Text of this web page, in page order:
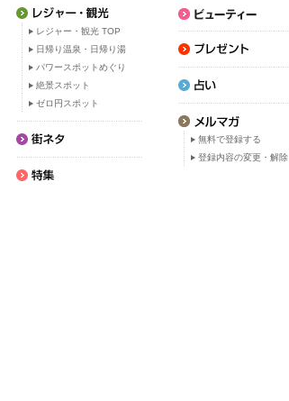
レジャー・観光 TOP
日帰り温泉・日帰り湯
パワースポットめぐり
絶景スポット
ゼロ円スポット
無料で登録する
登録内容の変更・解除